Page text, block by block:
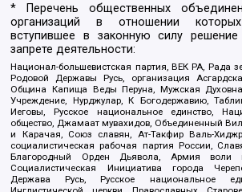
* Перечень общественных
организаций в отношении
вступившее в законную силу
запрете деятельности:
Национал-большевистская партия, ВЕК РА, Рада
Родовой Державы Русь, организация
Община Капища Веды Перуна, Мужская
Учреждение, Нурджулар, К Богодержавию,
Иеговы, Русское национальное единство,
общество, Джамаат мувахидов, Объединенный
и Карачая, Союз славян, Ат-Такфир Валь-
социалистическая рабочая партия России,
Благородный Орден Дьявола, Армия воли
Социалистическая Инициатива города
Держава Русь, Русское национальное